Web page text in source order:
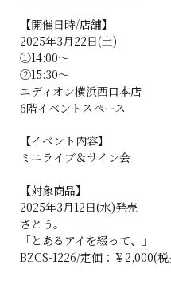
【開催日時/店舗】
2025年3月22日(土)
①14:00～
②15:30～
エディオン横浜西口本店
6階イベントスペース
【イベント内容】
ミニライブ＆サイン会
【対象商品】
2025年3月12日(水)発売
さとう。
「とあるアイを綴って、」
BZCS-1226/定価：￥2,000(税